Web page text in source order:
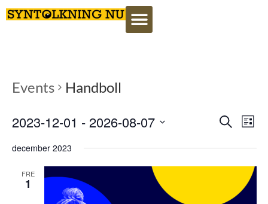
Events Handboll
and
Search
Lista
2023-12-01 - 2026-08-07
date.
december 2023
FRE
1